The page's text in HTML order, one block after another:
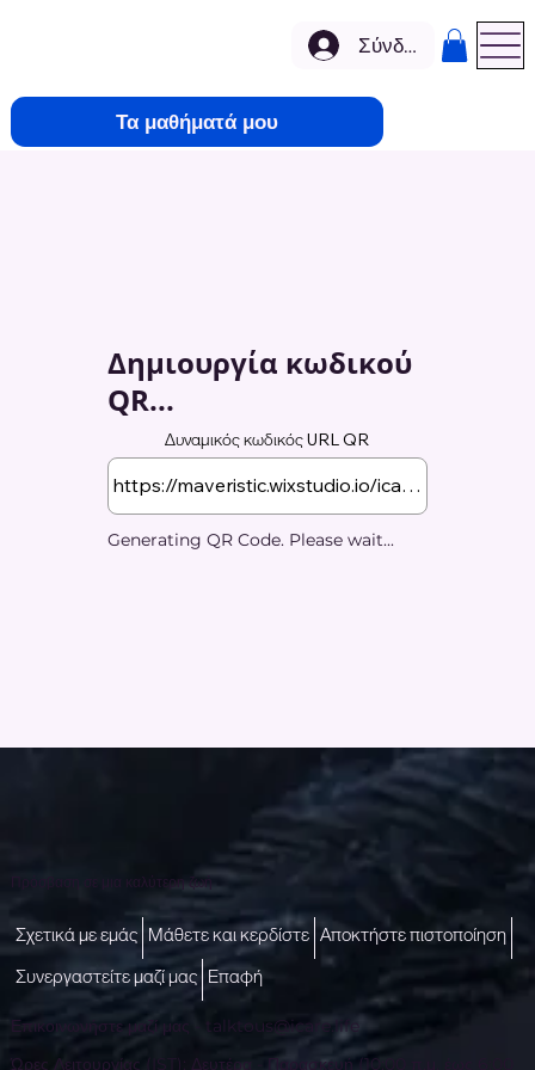
Τα μαθήματά μου
Σύνδεση
Δημιουργία κωδικού
QR...
Δυναμικός κωδικός URL QR
Generating QR Code. Please wait...
Πρόσβαση σε μια καλύτερη ζωή
Επικοινωνήστε μαζί μας - talktous@icare.life
Σχετικά με εμάς Μάθετε και κερδίστε Αποκτήστε πιστοποίηση
Συνεργαστείτε μαζί μας Επαφή
Ώρες Λειτουργίας (IST): Δευτέρα - Παρασκευή (10:00 π.μ. έως 6:00